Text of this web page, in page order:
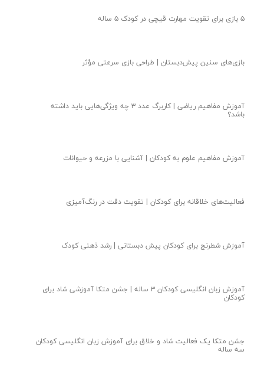
۵ بازی برای تقویت مهارت قیچی در کودک ۵ ساله
بازی‌های سنین پیش‌دبستان | طراحی بازی سرعتی مؤثر
آموزش مفاهیم ریاضی | کاربرگ عدد ۳ چه ویژگی‌هایی باید داشته
باشد؟
آموزش مفاهیم علوم به کودکان | آشنایی با مزرعه و حیوانات
فعالیت‌های خلاقانه برای کودکان | تقویت دقت در رنگ‌آمیزی
آموزش شطرنج برای کودکان پیش دبستانی | رشد ذهنی کودک
آموزش زبان انگلیسی کودکان ۳ ساله | جشن متکا‌ آموزشی شاد برای
کودکان
جشن متکا یک فعالیت شاد و خلاق برای آموزش زبان انگلیسی کودکان
سه ساله